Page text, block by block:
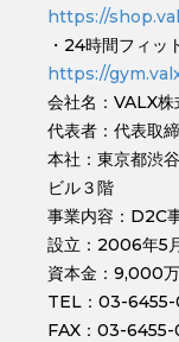
https://
・24時間フィッ
https://
会社名：VALX株
代表者：代表取
本社：東京都渋
ビル３階
事業内容：D2C
設立：2006年5
資本金：9,000
TEL：03-
FAX：03-